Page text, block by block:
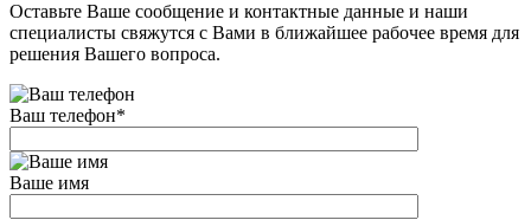
Оставьте Ваше сообщение и контактные данные и наши
специалисты свяжутся с Вами в ближайшее рабочее время для
решения Вашего вопроса.
Ваш телефон*
Ваше имя